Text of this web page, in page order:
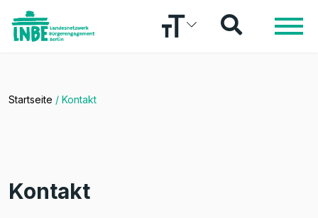
Startseite / Kontakt
Kontakt